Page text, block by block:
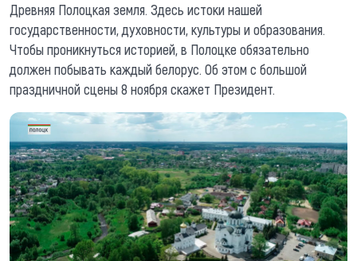
Древняя Полоцкая земля. Здесь истоки нашей
государственности, духовности, культуры и образования.
Чтобы проникнуться историей, в Полоцке обязательно
должен побывать каждый белорус. Об этом с большой
праздничной сцены 8 ноября скажет Президент.